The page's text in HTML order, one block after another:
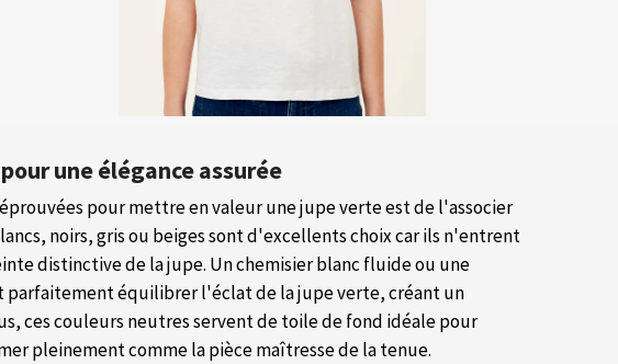
une élégance assurée
pour mettre en valeur une jupe verte est de l'associer
noirs, gris ou beiges sont d'excellents choix car ils n'entrent
distinctive de la jupe. Un chemisier blanc fluide ou une
parfaitement équilibrer l'éclat de la jupe verte, créant un
ces couleurs neutres servent de toile de fond idéale pour
pleinement comme la pièce maîtresse de la tenue.